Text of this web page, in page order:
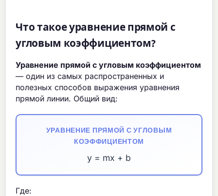
Что такое уравнение прямой с
угловым коэффициентом?
Уравнение прямой с угловым коэффициентом
— один из самых распространенных и
полезных способов выражения уравнения
прямой линии. Общий вид:
УРАВНЕНИЕ ПРЯМОЙ С УГЛОВЫМ
КОЭФФИЦИЕНТОМ
y = mx + b
Где: